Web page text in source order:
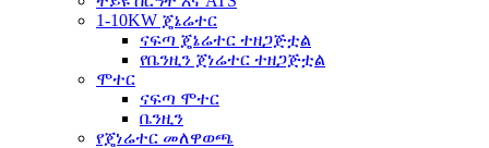
1-10KW ጄኔሬተር
ናፍጣ ጄኔሬተር ተዘጋጅቷል
የቤንዚን ጀነሬተር ተዘጋጅቷል
ሞተር
ናፍጣ ሞተር
ቤንዚን
የጄነሬተር መለዋወጫ